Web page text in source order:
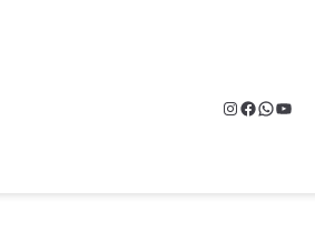
Instagram